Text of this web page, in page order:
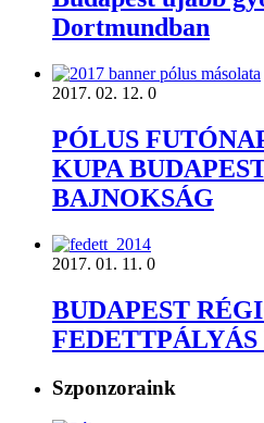
Dortmundban
2017. 02. 12. 0
PÓLUS
KUPA
BAJNOKSÁG
2017. 01. 11. 0
BUDAPEST
Szponzoraink